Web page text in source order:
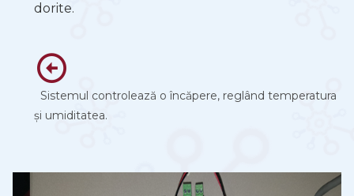
dorite.
Sistemul controlează o încăpere, reglând temperatura
și umiditatea.